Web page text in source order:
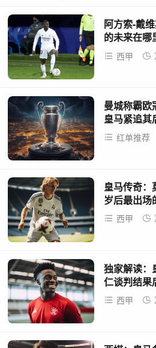
阿方索-戴
的未来在哪
西甲
曼城称霸欧
皇马紧追其
红单推荐
皇马传奇：
岁后最出场
西甲
独家解读：
仁谈判结果
西甲